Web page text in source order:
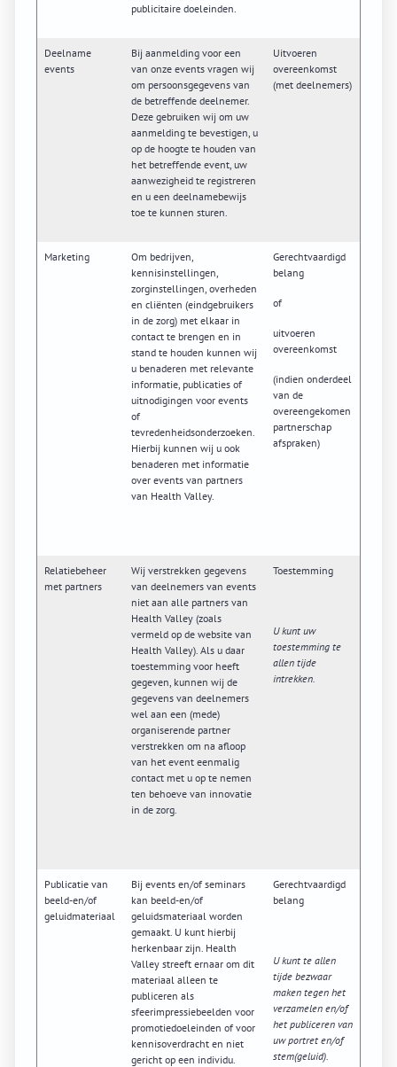
publicitaire doeleinden.
Deelname
events
Bij aanmelding voor een
van onze events vragen wij
om persoonsgegevens van
de betreffende deelnemer.
Deze gebruiken wij om uw
aanmelding te bevestigen, u
op de hoogte te houden van
het betreffende event, uw
aanwezigheid te registreren
en u een deelnamebewijs
toe te kunnen sturen.
Uitvoeren
overeenkomst
(met deelnemers)
Marketing
Om bedrijven,
kennisinstellingen,
zorginstellingen, overheden
en cliënten (eindgebruikers
in de zorg) met elkaar in
contact te brengen en in
stand te houden kunnen wij
u benaderen met relevante
informatie, publicaties of
uitnodigingen voor events
of
tevredenheidsonderzoeken.
Hierbij kunnen wij u ook
benaderen met informatie
over events van partners
van Health Valley.
Gerechtvaardigd
belang
of
uitvoeren
overeenkomst
(indien onderdeel
van de
overeengekomen
partnerschap
afspraken)
Relatiebeheer
met partners
Wij verstrekken gegevens
van deelnemers van events
niet aan alle partners van
Health Valley (zoals
vermeld op de website van
Health Valley). Als u daar
toestemming voor heeft
gegeven, kunnen wij de
gegevens van deelnemers
wel aan een (mede)
organiserende partner
verstrekken om na afloop
van het event eenmalig
contact met u op te nemen
ten behoeve van innovatie
in de zorg.
Toestemming
U kunt uw
toestemming te
allen tijde
intrekken.
Publicatie van
beeld-en/of
geluidmateriaal
Bij events en/of seminars
kan beeld-en/of
geluidsmateriaal worden
gemaakt. U kunt hierbij
herkenbaar zijn. Health
Valley streeft ernaar om dit
materiaal alleen te
publiceren als
sfeerimpressiebeelden voor
promotiedoeleinden of voor
kennisoverdracht en niet
gericht op een individu.
Gerechtvaardigd
belang
U kunt te allen
tijde bezwaar
maken tegen het
verzamelen en/of
het publiceren van
uw portret en/of
stem(geluid).